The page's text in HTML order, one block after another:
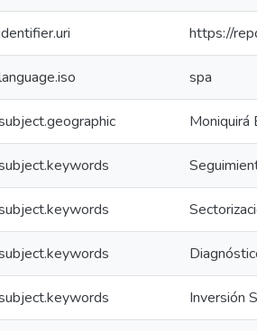
https://
spa
Moniquirá
Inversión